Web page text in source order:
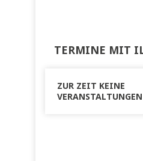
TERMINE MIT
ZUR ZEIT KEINE